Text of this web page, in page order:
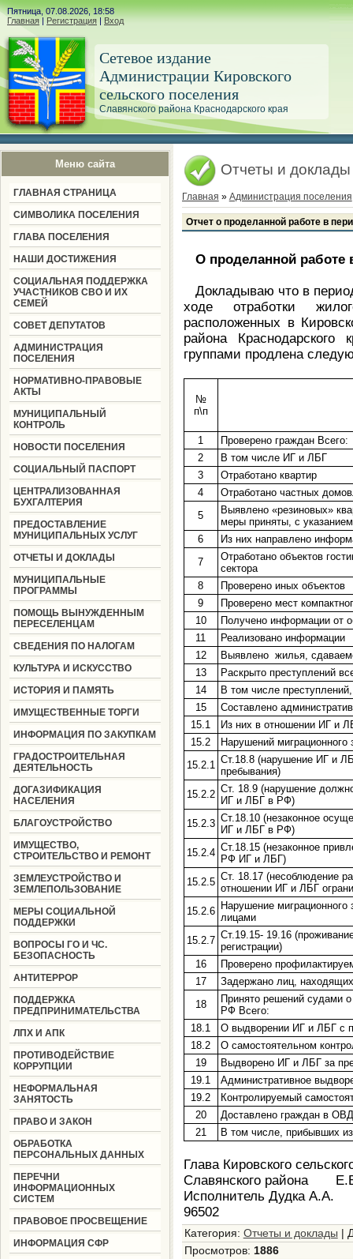
Пятница, 07.08.2026, 18:58
Главная | Регистрация | Вход
Сетевое издание
Администрации Кировского
сельского поселения
Славянского района Краснодарского края
Меню сайта
ГЛАВНАЯ СТРАНИЦА
СИМВОЛИКА ПОСЕЛЕНИЯ
ГЛАВА ПОСЕЛЕНИЯ
НАШИ ДОСТИЖЕНИЯ
СОЦИАЛЬНАЯ ПОДДЕРЖКА
УЧАСТНИКОВ СВО И ИХ
СЕМЕЙ
СОВЕТ ДЕПУТАТОВ
АДМИНИСТРАЦИЯ
ПОСЕЛЕНИЯ
НОРМАТИВНО-ПРАВОВЫЕ
АКТЫ
МУНИЦИПАЛЬНЫЙ
КОНТРОЛЬ
НОВОСТИ ПОСЕЛЕНИЯ
СОЦИАЛЬНЫЙ ПАСПОРТ
ЦЕНТРАЛИЗОВАННАЯ
БУХГАЛТЕРИЯ
ПРЕДОСТАВЛЕНИЕ
МУНИЦИПАЛЬНЫХ УСЛУГ
ОТЧЕТЫ И ДОКЛАДЫ
МУНИЦИПАЛЬНЫЕ
ПРОГРАММЫ
ПОМОЩЬ ВЫНУЖДЕННЫМ
ПЕРЕСЕЛЕНЦАМ
СВЕДЕНИЯ ПО НАЛОГАМ
КУЛЬТУРА И ИСКУССТВО
ИСТОРИЯ И ПАМЯТЬ
ИМУЩЕСТВЕННЫЕ ТОРГИ
ИНФОРМАЦИЯ ПО ЗАКУПКАМ
ГРАДОСТРОИТЕЛЬНАЯ
ДЕЯТЕЛЬНОСТЬ
ДОГАЗИФИКАЦИЯ
НАСЕЛЕНИЯ
БЛАГОУСТРОЙСТВО
ИМУЩЕСТВО,
СТРОИТЕЛЬСТВО И РЕМОНТ
ЗЕМЛЕУСТРОЙСТВО И
ЗЕМЛЕПОЛЬЗОВАНИЕ
МЕРЫ СОЦИАЛЬНОЙ
ПОДДЕРЖКИ
ВОПРОСЫ ГО И ЧС.
БЕЗОПАСНОСТЬ
АНТИТЕРРОР
ПОДДЕРЖКА
ПРЕДПРИНИМАТЕЛЬСТВА
ЛПХ И АПК
ПРОТИВОДЕЙСТВИЕ
КОРРУПЦИИ
НЕФОРМАЛЬНАЯ
ЗАНЯТОСТЬ
ПРАВО И ЗАКОН
ОБРАБОТКА
ПЕРСОНАЛЬНЫХ ДАННЫХ
ПЕРЕЧНИ
ИНФОРМАЦИОННЫХ
СИСТЕМ
ПРАВОВОЕ ПРОСВЕЩЕНИЕ
ИНФОРМАЦИЯ СФР
Отчеты и доклады
Главная » Администрация поселения
Отчет о проделанной работе в
О проделанной работе
Докладываю что в
ходе отработки
расположенных в
района
группами продлена
№
п\п
1
Проверено граждан Всего:
2
В том числе ИГ и ЛБГ
3
Отработано квартир
4
Отработано частных
5
Выявлено «резиновых»
меры приняты, с
6
Из них направлено
7
Отработано объектов
сектора
8
Проверено иных объектов
9
Проверено мест
10
Получено информации от
11
Реализовано информации
12
Выявлено жилья,
13
Раскрыто преступлений
14
В том числе
15
Составлено
15.1
Из них в отношении ИГ и
15.2
Нарушений миграционного
15.2.1 Ст.18.8 (нарушение ИГ и
пребывания)
15.2.2 Ст. 18.9 (нарушение
ИГ и ЛБГ в РФ)
15.2.3 Ст.18.10 (незаконное
ИГ и ЛБГ в РФ)
15.2.4 Ст.18.15 (незаконное
РФ ИГ и ЛБГ)
15.2.5 Ст. 18.17 (несоблюдение
отношении ИГ и ЛБГ
15.2.6
Нарушение миграционного
лицами
15.2.7 Ст.19.15- 19.16
регистрации)
16
Проверено
17
Задержано лиц,
18
Принято решений судами
РФ Всего:
18.1
О выдворении ИГ и ЛБГ с
18.2
О самостоятельном
19
Выдворено ИГ и ЛБГ за
19.1
Административное
19.2
Контролируемый
20
Доставлено граждан в ОВД
21
В том числе, прибывших
Глава Кировского
Славянского района
Исполнитель Дудка А.А.
96502
Категория: Отчеты и доклады
Просмотров: 1886